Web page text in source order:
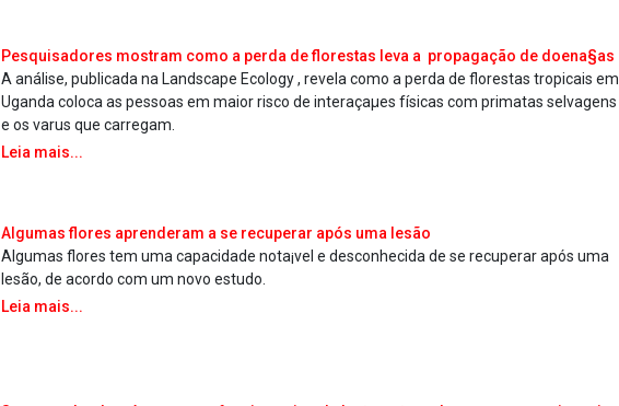
Pesquisadores mostram como a perda de florestas leva a propagação de doena§as
A análise, publicada na Landscape Ecology , revela como a perda de florestas tropicais em
Uganda coloca as pessoas em maior risco de interaçaµes físicas com primatas selvagens
e os va­rus que carregam.
Leia mais...
Algumas flores aprenderam a se recuperar após uma lesão
Algumas flores tem uma capacidade nota¡vel e desconhecida de se recuperar após uma
lesão, de acordo com um novo estudo.
Leia mais...